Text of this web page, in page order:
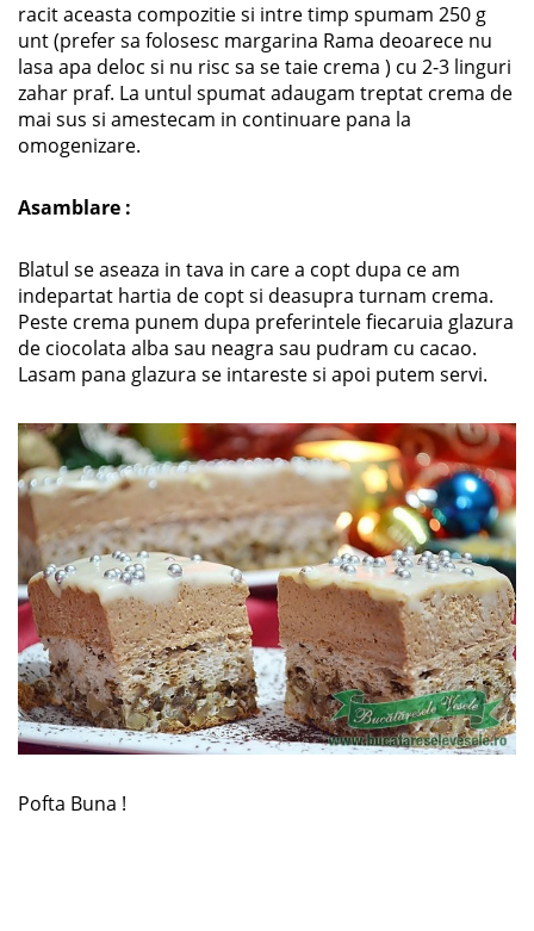
racit aceasta compozitie si intre timp spumam 250 g
unt (prefer sa folosesc margarina Rama deoarece nu
lasa apa deloc si nu risc sa se taie crema ) cu 2-3 linguri
zahar praf. La untul spumat adaugam treptat crema de
mai sus si amestecam in continuare pana la
omogenizare.
Asamblare :
Blatul se aseaza in tava in care a copt dupa ce am
indepartat hartia de copt si deasupra turnam crema.
Peste crema punem dupa preferintele fiecaruia glazura
de ciocolata alba sau neagra sau pudram cu cacao.
Lasam pana glazura se intareste si apoi putem servi.
Pofta Buna !